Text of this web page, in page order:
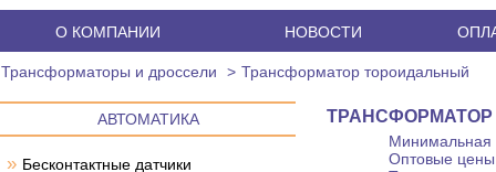
О КОМПАНИИ НОВОСТИ
Трансформаторы и дроссели Трансформатор тороидальный
АВТОМАТИКА
» Бесконтактные датчики
Минимальная
Оптовые цены